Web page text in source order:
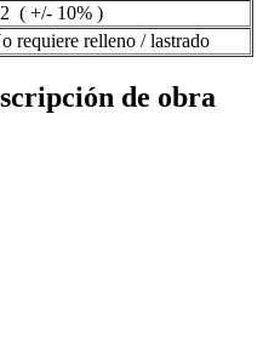
( +/- 10% )
requiere relleno / lastrado
de obra